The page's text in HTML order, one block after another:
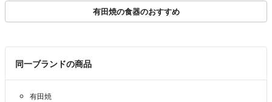
有田焼の食器のおすすめ
同一ブランドの商品
有田焼